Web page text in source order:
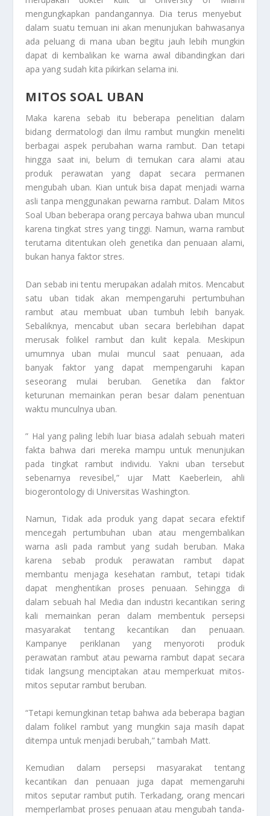
mengungkapkan pandangannya. Dia terus menyebut
dalam suatu temuan ini akan menunjukan bahwasanya
ada peluang di mana uban begitu jauh lebih mungkin
dapat di kembalikan ke warna awal dibandingkan dari
apa yang sudah kita pikirkan selama ini.
MITOS SOAL UBAN
Maka karena sebab itu beberapa penelitian dalam
bidang dermatologi dan ilmu rambut mungkin meneliti
berbagai aspek perubahan warna rambut. Dan tetapi
hingga saat ini, belum di temukan cara alami atau
produk perawatan yang dapat secara permanen
mengubah uban. Kian untuk bisa dapat menjadi warna
asli tanpa menggunakan pewarna rambut. Dalam Mitos
Soal Uban beberapa orang percaya bahwa uban muncul
karena tingkat stres yang tinggi. Namun, warna rambut
terutama ditentukan oleh genetika dan penuaan alami,
bukan hanya faktor stres.
Dan sebab ini tentu merupakan adalah mitos. Mencabut
satu uban tidak akan mempengaruhi pertumbuhan
rambut atau membuat uban tumbuh lebih banyak.
Sebaliknya, mencabut uban secara berlebihan dapat
merusak folikel rambut dan kulit kepala. Meskipun
umumnya uban mulai muncul saat penuaan, ada
banyak faktor yang dapat mempengaruhi kapan
seseorang mulai beruban. Genetika dan faktor
keturunan memainkan peran besar dalam penentuan
waktu munculnya uban.
” Hal yang paling lebih luar biasa adalah sebuah materi
fakta bahwa dari mereka mampu untuk menunjukan
pada tingkat rambut individu. Yakni uban tersebut
sebenarnya revesibel,” ujar Matt Kaeberlein, ahli
biogerontology di Universitas Washington.
Namun, Tidak ada produk yang dapat secara efektif
mencegah pertumbuhan uban atau mengembalikan
warna asli pada rambut yang sudah beruban. Maka
karena sebab produk perawatan rambut dapat
membantu menjaga kesehatan rambut, tetapi tidak
dapat menghentikan proses penuaan. Sehingga di
dalam sebuah hal Media dan industri kecantikan sering
kali memainkan peran dalam membentuk persepsi
masyarakat tentang kecantikan dan penuaan.
Kampanye periklanan yang menyoroti produk
perawatan rambut atau pewarna rambut dapat secara
tidak langsung menciptakan atau memperkuat mitos-
mitos seputar rambut beruban.
“Tetapi kemungkinan tetap bahwa ada beberapa bagian
dalam folikel rambut yang mungkin saja masih dapat
ditempa untuk menjadi berubah,” tambah Matt.
Kemudian dalam persepsi masyarakat tentang
kecantikan dan penuaan juga dapat memengaruhi
mitos seputar rambut putih. Terkadang, orang mencari
memperlambat proses penuaan atau mengubah tanda-